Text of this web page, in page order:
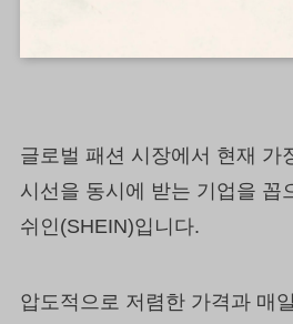
글로벌 패션 시장에서 현재 가
시선을 동시에 받는 기업을 꼽
쉬인(SHEIN)입니다.
압도적으로 저렴한 가격과 매